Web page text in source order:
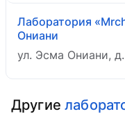
Лаборатория
Ониани
ул. Эсма Ониани, д.
Другие